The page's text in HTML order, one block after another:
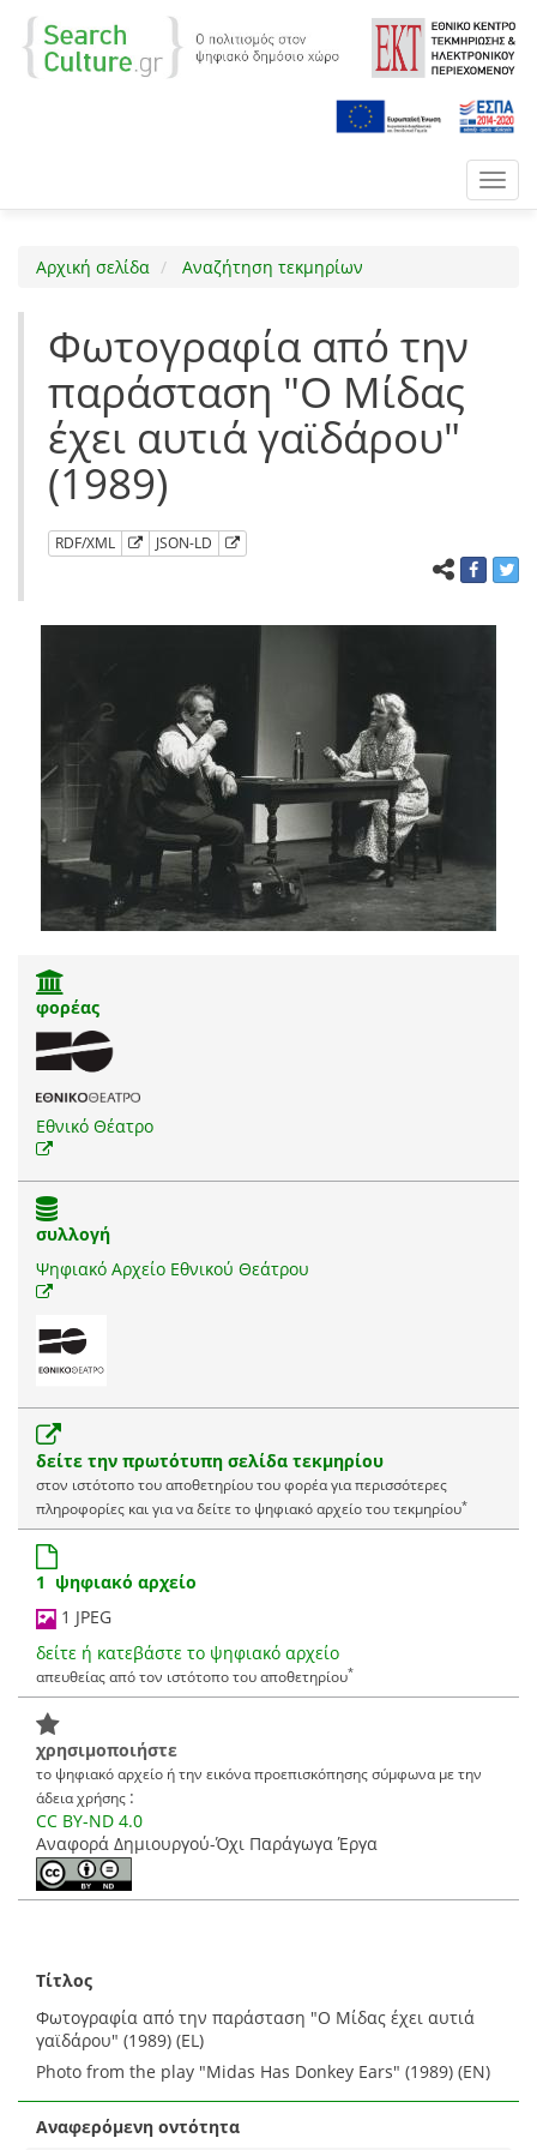
Αρχική σελίδα Αναζήτηση τεκμηρίων
Φωτογραφία από την
παράσταση "Ο Μίδας
έχει αυτιά γαϊδάρου"
(1989)
RDF/XML JSON-LD
φορέας
Εθνικό Θέατρο
συλλογή
Ψηφιακό Αρχείο Εθνικού Θεάτρου
δείτε την πρωτότυπη σελίδα τεκμηρίου
στον ιστότοπο του αποθετηρίου του φορέα για περισσότερες
πληροφορίες και για να δείτε το ψηφιακό αρχείο του τεκμηρίου*
1 ψηφιακό αρχείο
1 JPEG
δείτε ή κατεβάστε το ψηφιακό αρχείο
απευθείας από τον ιστότοπο του αποθετηρίου*
χρησιμοποιήστε
το ψηφιακό αρχείο ή την εικόνα προεπισκόπησης σύμφωνα με την
άδεια χρήσης :
CC BY-ND 4.0
Αναφορά Δημιουργού-Όχι Παράγωγα Έργα
Τίτλος
Φωτογραφία από την παράσταση "Ο Μίδας έχει αυτιά
γαϊδάρου" (1989) (EL)
Photo from the play "Midas Has Donkey Ears" (1989) (EN)
Αναφερόμενη οντότητα